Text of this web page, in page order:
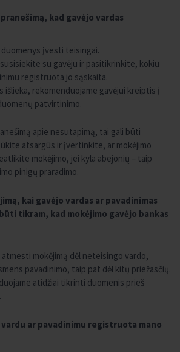
kad gavėjo vardas
įvesti teisingai.
su gavėju ir pasitikrinkite, kokiu
registruota jo sąskaita.
išlieka, rekomenduojame gavėjui kreiptis į
patvirtinimo.
apie nesutapimą, tai gali būti
atsargūs ir įvertinkite, ar mokėjimo
mokėjimo, jei kyla abejonių – taip
pinigų praradimo.
kai gavėjo vardas ar pavadinimas
tikram, kad mokėjimo gavėjo bankas
atmesti mokėjimą dėl neteisingo vardo,
pavadinimo, taip pat dėl kitų priežasčių.
atidžiai tikrinti duomenis prieš
ar pavadinimu registruota mano